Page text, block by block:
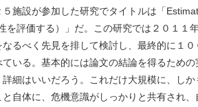
施設が参加した研究でタイトルは「
を評価する）」だ。この研究では２０１１
るべく先見を排して検討し、最終的に１
いる。基本的には論文の結論を得るため
細はいいだろう。これだけ大規模に、し
自体に、危機意識がしっかりと共有され